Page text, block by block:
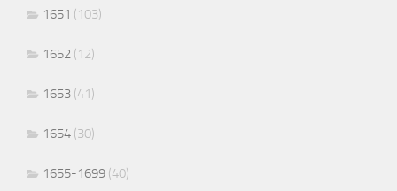
1651 (103)
1652 (12)
1653 (41)
1654 (30)
1655-1699 (40)